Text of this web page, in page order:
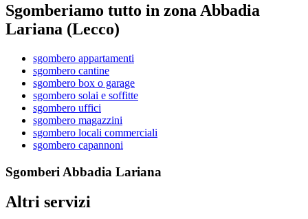
Sgomberiamo tutto in zona Abbadia
Lariana (Lecco)
sgombero appartamenti
sgombero cantine
sgombero box o garage
sgombero solai e soffitte
sgombero uffici
sgombero magazzini
sgombero locali commerciali
sgombero capannoni
Sgomberi Abbadia Lariana
Altri servizi